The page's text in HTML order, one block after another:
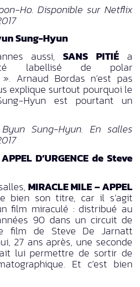
Ho. Disponible sur Netflix
Sung-Hyun
aussi,SANS PITIÉa
labellisé de polar
Arnaud Bordas n’est pas
explique surtout pourquoi le
Hyun est pourtant un
Sung-Hyun. En salles
D’URGENCE de Steve
MIRACLE MILE – APPEL
bien son titre, car il s’agit
film miraculé : distribué au
90 dans un circuit de
film de Steve De Jarnatt
27 ans après, une seconde
lui permettre de sortir de
Et c’est bien